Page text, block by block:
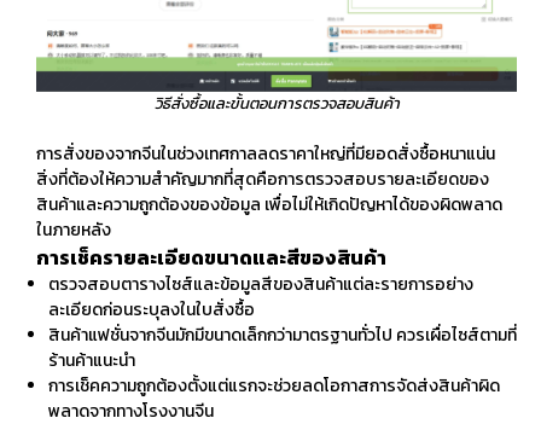
วิธีสั่งซื้อและขั้นตอนการตรวจสอบสินค้า
การสั่งของจากจีนในช่วงเทศกาลลดราคาใหญ่ที่มียอดสั่งซื้อหนาแน่น
สิ่งที่ต้องให้ความสำคัญมากที่สุดคือการตรวจสอบรายละเอียดของ
สินค้าและความถูกต้องของข้อมูล เพื่อไม่ให้เกิดปัญหาได้ของผิดพลาด
ในภายหลัง
การเช็ครายละเอียดขนาดและสีของสินค้า
ตรวจสอบตารางไซส์และข้อมูลสีของสินค้าแต่ละรายการอย่าง
ละเอียดก่อนระบุลงในใบสั่งซื้อ
สินค้าแฟชั่นจากจีนมักมีขนาดเล็กกว่ามาตรฐานทั่วไป ควรเผื่อไซส์ตามที่
ร้านค้าแนะนำ
การเช็คความถูกต้องตั้งแต่แรกจะช่วยลดโอกาสการจัดส่งสินค้าผิด
พลาดจากทางโรงงานจีน